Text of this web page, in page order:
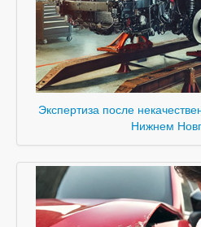
Экспертиза после
Нижнем